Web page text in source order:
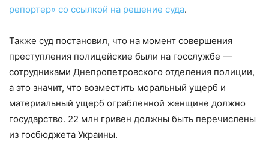
репортер» со ссылкой на решение суда.
Также суд постановил, что на момент совершения
преступления полицейские были на госслужбе —
сотрудниками Днепропетровского отделения полиции,
а это значит, что возместить моральный ущерб и
материальный ущерб ограбленной женщине должно
государство. 22 млн гривен должны быть перечислены
из госбюджета Украины.